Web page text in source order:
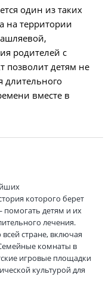
один из таких
на территории
родителей с
позволит детям не
длительного
вместе в
которого берет
помогать детям и их
лечения.
стране, включая
комнаты в
игровые площадки
культурой для